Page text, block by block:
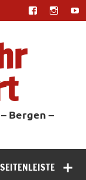
Bergen –
SEITENLEISTE